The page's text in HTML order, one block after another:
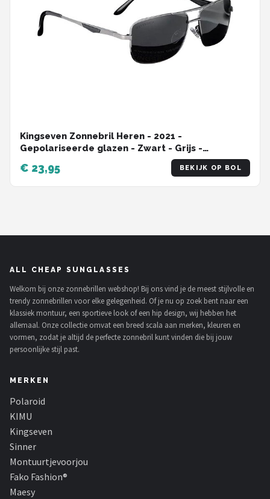
Kingseven Zonnebril Heren - 2021 -
Gepolariseerde glazen - Zwart - Grijs -
€ 23,95 BEKIJK OP BOL
ALL CHEAP SUNGLASSES
Welkom bij onze zonnebrillen webshop! Bij ons vind je de meest stijlvolle en
trendy zonnebrillen voor elke gelegenheid. Of je nu op zoek bent naar een
klassiek montuur, een sportieve look of een hip design, wij hebben het
allemaal. Onze collectie omvat een breed scala aan merken, kleuren en
vormen, zodat je altijd de perfecte zonnebril kunt vinden die bij jouw
persoonlijke stijl past.
MERKEN
Polaroid
KIMU
Kingseven
Sinner
Montuurtjevoorjou
Fako Fashion®
Maesy